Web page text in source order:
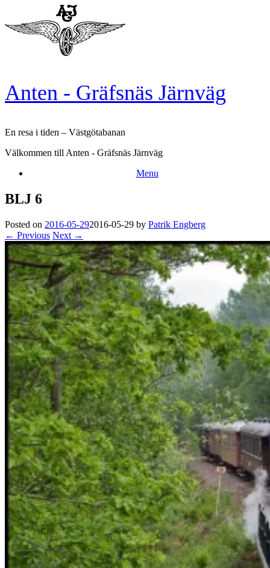
content
Anten - Gräfsnäs Järnväg
En resa i tiden – Västgötabanan
Välkommen till Anten - Gräfsnäs Järnväg
Menu
BLJ 6
Posted on 2016-05-292016-05-29 by Patrik Engberg
← Previous Next →